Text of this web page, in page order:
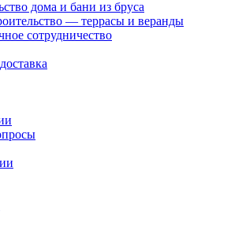
дома и бани из бруса
— террасы и веранды
сотрудничество